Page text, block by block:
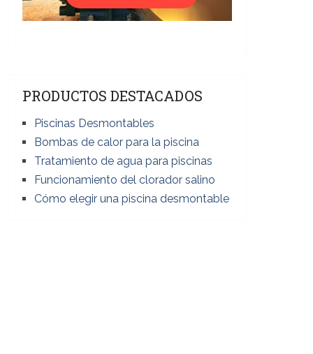
PRODUCTOS DESTACADOS
Piscinas Desmontables
Bombas de calor para la piscina
Tratamiento de agua para piscinas
Funcionamiento del clorador salino
Cómo elegir una piscina desmontable